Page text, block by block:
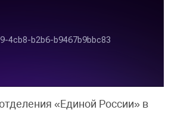
«Единой России» в